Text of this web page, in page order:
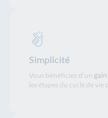
Simplicité
Vous bénéficiez d’un
les étapes du cycle de vie